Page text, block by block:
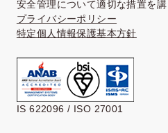
安全管理について適切な措置を講
プライバシーポリシー
特定個人情報保護基本方針
IS 622096 / ISO 27001